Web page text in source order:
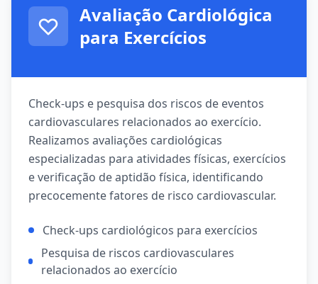
Avaliação Cardiológica
para Exercícios
Check-ups e pesquisa dos riscos de eventos
cardiovasculares relacionados ao exercício.
Realizamos avaliações cardiológicas
especializadas para atividades físicas, exercícios
e verificação de aptidão física, identificando
precocemente fatores de risco cardiovascular.
Check-ups cardiológicos para exercícios
Pesquisa de riscos cardiovasculares
relacionados ao exercício